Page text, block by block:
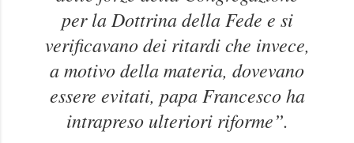
per la Dottrina della Fede e si
verificavano dei ritardi che invece,
a motivo della materia, dovevano
essere evitati, papa Francesco ha
intrapreso ulteriori riforme”.